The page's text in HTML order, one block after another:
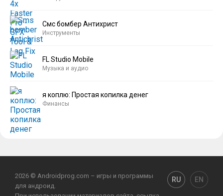
Смс бомбер Антихрист
Инструменты
FL Studio Mobile
Музыка и аудио
я коплю: Простая копилка денег
Финансы
2026 © Androidprog.com – игры и программы
для андроид.
RU EN